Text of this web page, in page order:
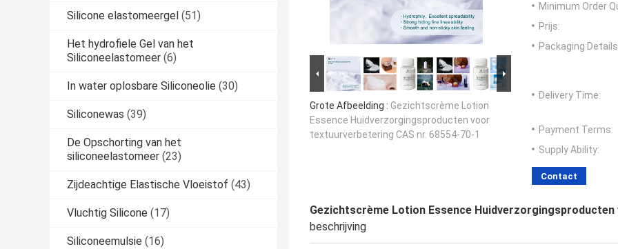
Silicone elastomeergel (51)
Het hydrofiele Gel van het
Siliconeelastomeer (6)
In water oplosbare Siliconeolie (30)
Siliconewas (39)
De Opschorting van het
siliconeelastomeer (23)
Zijdeachtige Elastische Vloeistof (43)
Vluchtig Silicone (17)
Siliconeemulsie (16)
Grote Afbeelding : Gezichtscrème Lotion
Essence Huidverzorgingsproducten voor
textuurverbetering CAS nr. 68554-70-1
Minimum Order
Prijs:
Packaging
Delivery Time:
Payment Terms:
Supply Ability:
Contact
Gezichtscrème Lotion Essence
beschrijving